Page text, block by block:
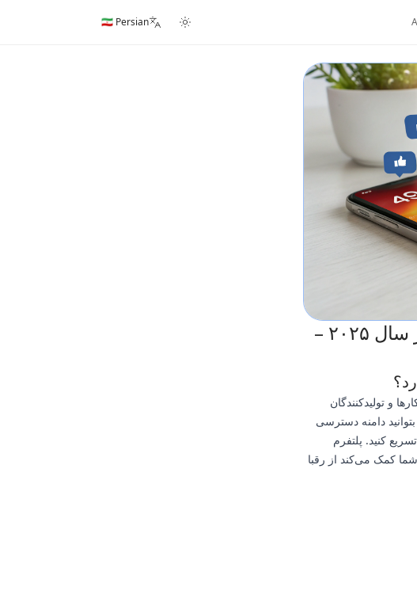
🇮🇷 Persian
بهترین پنل SMM برای تعامل و رشد فوری در سال ۲۰۲۵ –
و تولیدکنندگان
دامنه دسترسی
کنید. پلتفرم
شما کمک می‌کند از رقبا